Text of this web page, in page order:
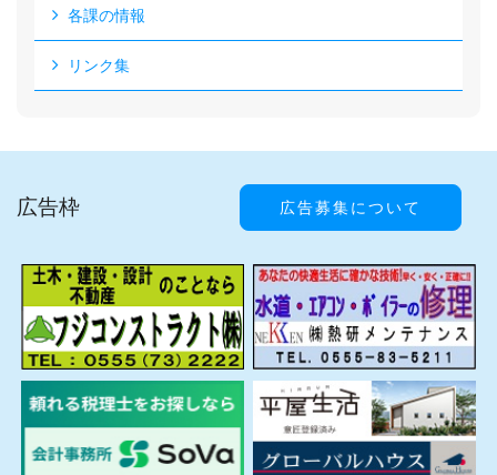
各課の情報
リンク集
広告枠 広告募集について